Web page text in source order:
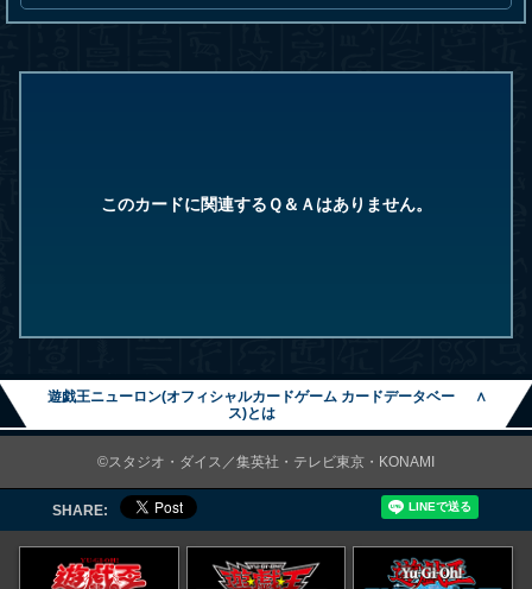
このカードに関連するＱ＆Ａはありません。
遊戯王ニューロン(オフィシャルカードゲーム カードデータベー
ス)とは
∧
©スタジオ・ダイス／集英社・テレビ東京・KONAMI
SHARE: